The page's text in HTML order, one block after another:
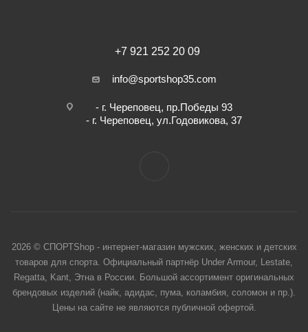
+7 921 252 20 09
info@sportshop35.com
- г. Череповец, пр.Победы 93
- г. Череповец, ул.Годовикова, 37
2026 © СПОРТShop - интернет-магазин мужских, женских и детских
товаров для спорта. Официальный партнёр Under Armour, Lestate,
Regatta, Kant, Этна в России. Большой ассортимент оригинальных
брендовых изделий (найк, адидас, пума, коламбия, соломон и пр.).
Цены на сайте не являются публичной офертой.